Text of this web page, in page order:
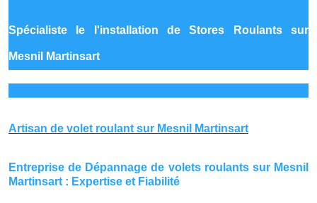
Spécialiste le l'installation de Stores Roulants sur
Mesnil Martinsart
Artisan de volet roulant sur Mesnil Martinsart
Entreprise de Dépannage de volets roulants sur Mesnil
Martinsart : Expertise et Fiabilité